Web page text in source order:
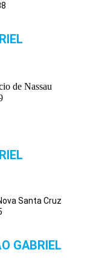
de Nassau
Santa Cruz
GABRIEL